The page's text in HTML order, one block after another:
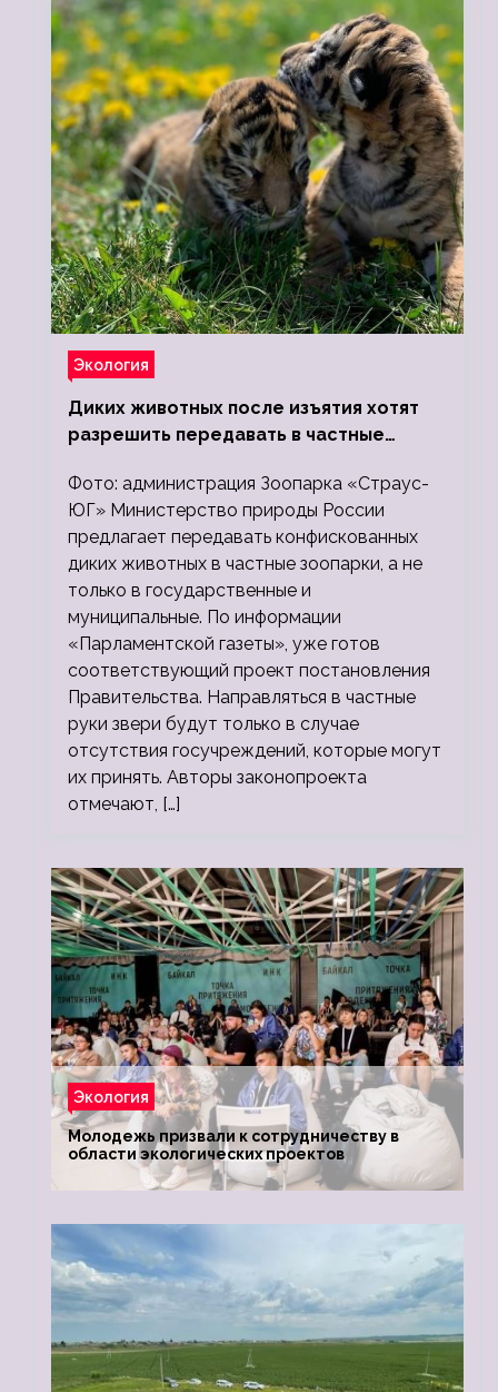
Экология
Диких животных после изъятия хотят
разрешить передавать в частные
Фото: администрация Зоопарка «Страус-
ЮГ» Министерство природы России
предлагает передавать конфискованных
диких животных в частные зоопарки, а не
только в государственные и
муниципальные. По информации
«Парламентской газеты», уже готов
соответствующий проект постановления
Правительства. Направляться в частные
руки звери будут только в случае
отсутствия госучреждений, которые могут
их принять. Авторы законопроекта
отмечают, […]
Экология
Молодежь призвали к сотрудничеству в
области экологических проектов